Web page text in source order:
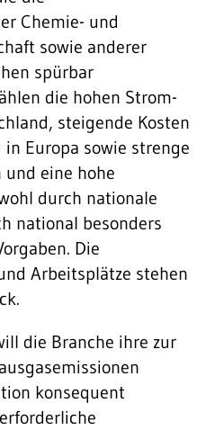
Chemie- und
sowie anderer
spürbar
die hohen Strom-
steigende Kosten
Europa sowie strenge
eine hohe
durch nationale
national besonders
Die
Arbeitsplätze stehen
die Branche ihre zur
konsequent